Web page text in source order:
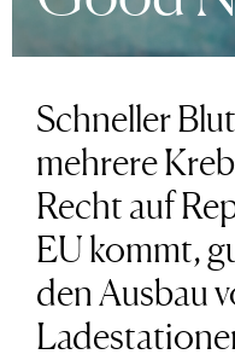
Schneller
mehrere
Recht auf
EU kommt,
den Ausbau